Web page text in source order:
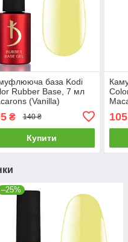
база Kodi
Rubber Base, 7 мл
(Vanilla)
₴ 140 ₴
Купити
105
–25%